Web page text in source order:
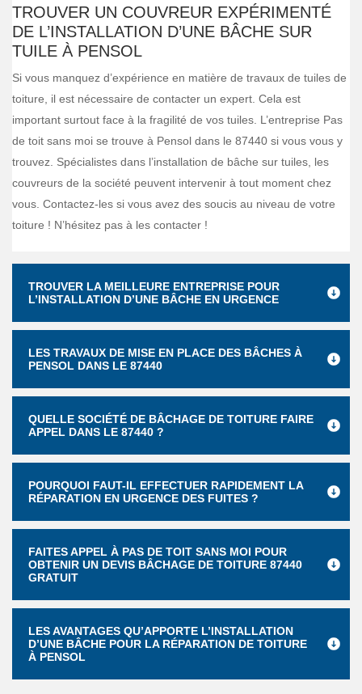
TROUVER UN COUVREUR EXPÉRIMENTÉ
DE L’INSTALLATION D’UNE BÂCHE SUR
TUILE À PENSOL
Si vous manquez d’expérience en matière de travaux de tuiles de
toiture, il est nécessaire de contacter un expert. Cela est
important surtout face à la fragilité de vos tuiles. L’entreprise Pas
de toit sans moi se trouve à Pensol dans le 87440 si vous vous y
trouvez. Spécialistes dans l’installation de bâche sur tuiles, les
couvreurs de la société peuvent intervenir à tout moment chez
vous. Contactez-les si vous avez des soucis au niveau de votre
toiture ! N’hésitez pas à les contacter !
TROUVER LA MEILLEURE ENTREPRISE POUR
L’INSTALLATION D’UNE BÂCHE EN URGENCE
LES TRAVAUX DE MISE EN PLACE DES BÂCHES À
PENSOL DANS LE 87440
QUELLE SOCIÉTÉ DE BÂCHAGE DE TOITURE FAIRE
APPEL DANS LE 87440 ?
POURQUOI FAUT-IL EFFECTUER RAPIDEMENT LA
RÉPARATION EN URGENCE DES FUITES ?
FAITES APPEL À PAS DE TOIT SANS MOI POUR
OBTENIR UN DEVIS BÂCHAGE DE TOITURE 87440
GRATUIT
LES AVANTAGES QU’APPORTE L’INSTALLATION
D’UNE BÂCHE POUR LA RÉPARATION DE TOITURE
À PENSOL